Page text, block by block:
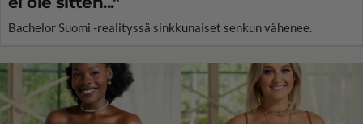
Bachelor Suomi -realityssä sinkkunaiset senkun vähenee.